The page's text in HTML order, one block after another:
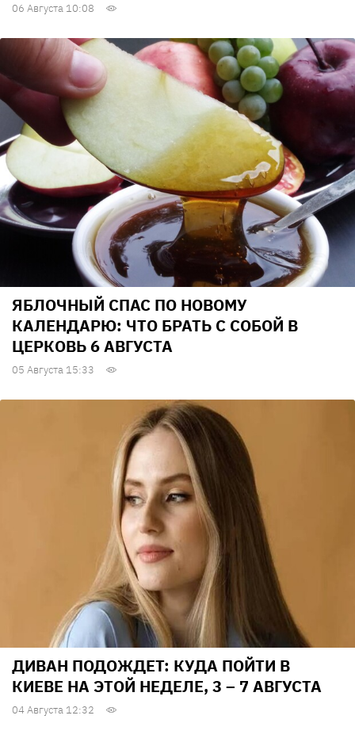
06 Августа 10:08
ЯБЛОЧНЫЙ СПАС ПО НОВОМУ
КАЛЕНДАРЮ: ЧТО БРАТЬ С СОБОЙ В
ЦЕРКОВЬ 6 АВГУСТА
05 Августа 15:33
ДИВАН ПОДОЖДЕТ: КУДА ПОЙТИ В
КИЕВЕ НА ЭТОЙ НЕДЕЛЕ, 3 – 7 АВГУСТА
04 Августа 12:32